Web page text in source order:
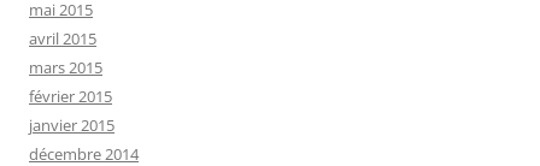
mai 2015
avril 2015
mars 2015
février 2015
janvier 2015
décembre 2014